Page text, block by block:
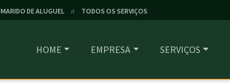
MARIDO DE ALUGUEL // TODOS OS SERVIÇOS
HOME EMPRESA SERVIÇOS